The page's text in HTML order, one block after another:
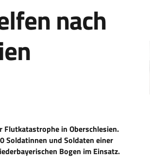
nach
in Oberschlesien.
Soldatinnen und Soldaten einer
Bogen im Einsatz.